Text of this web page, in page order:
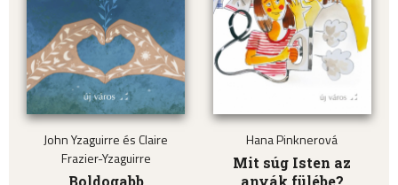
John Yzaguirre és Claire
Frazier-Yzaguirre
Boldogabb
Hana Pinknerová
Mit súg Isten az
anyák fülébe?